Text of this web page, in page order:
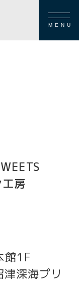
MENU
房
1F
津深海プリ